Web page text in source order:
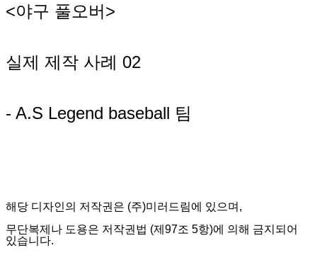
<야구 풀오버>
실제 제작 사례 02
- A.S Legend baseball 팀
해당 디자인의 저작권은 (주)미러드림에 있으며,
무단복제나 도용은 저작권법 (제97조 5항)에 의해 금지되어
있습니다.